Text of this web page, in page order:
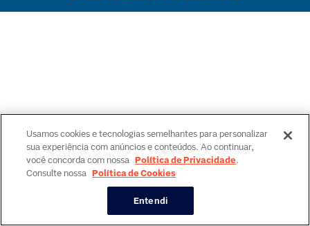
Usamos cookies e tecnologias semelhantes para personalizar
sua experiência com anúncios e conteúdos. Ao continuar,
você concorda com nossa Política de Privacidade.
Consulte nossa Política de Cookies
Entendi